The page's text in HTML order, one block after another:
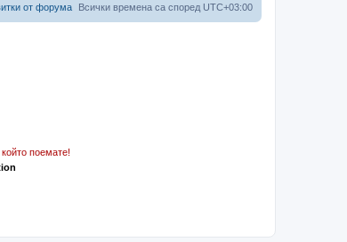
Всички времена са според UTC+03:00
от форума
поемате!